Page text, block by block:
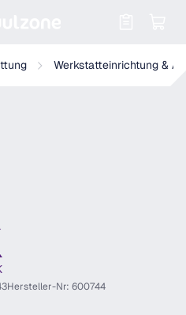
Werkstatteinrichtung &
Stufenbreite 1000 mm
Hersteller-Nr: 600744